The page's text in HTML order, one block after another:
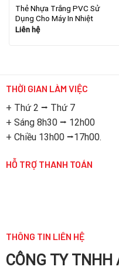
Thẻ Nhựa Trắng PVC Sử
Dụng Cho Máy In Nhiệt
Liên hệ
THỜI GIAN LÀM VIỆC
+ Thứ 2 ⭢ Thứ 7
+ Sáng 8h30 ⭢ 12h00
+ Chiều 13h00 ⭢17h00.
HỖ TRỢ THANH TOÁN
THÔNG TIN LIÊN HỆ
CÔNG TY TNHH